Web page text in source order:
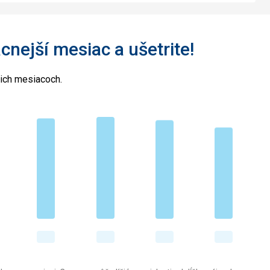
mesiac a ušetrite!
mesiacoch.